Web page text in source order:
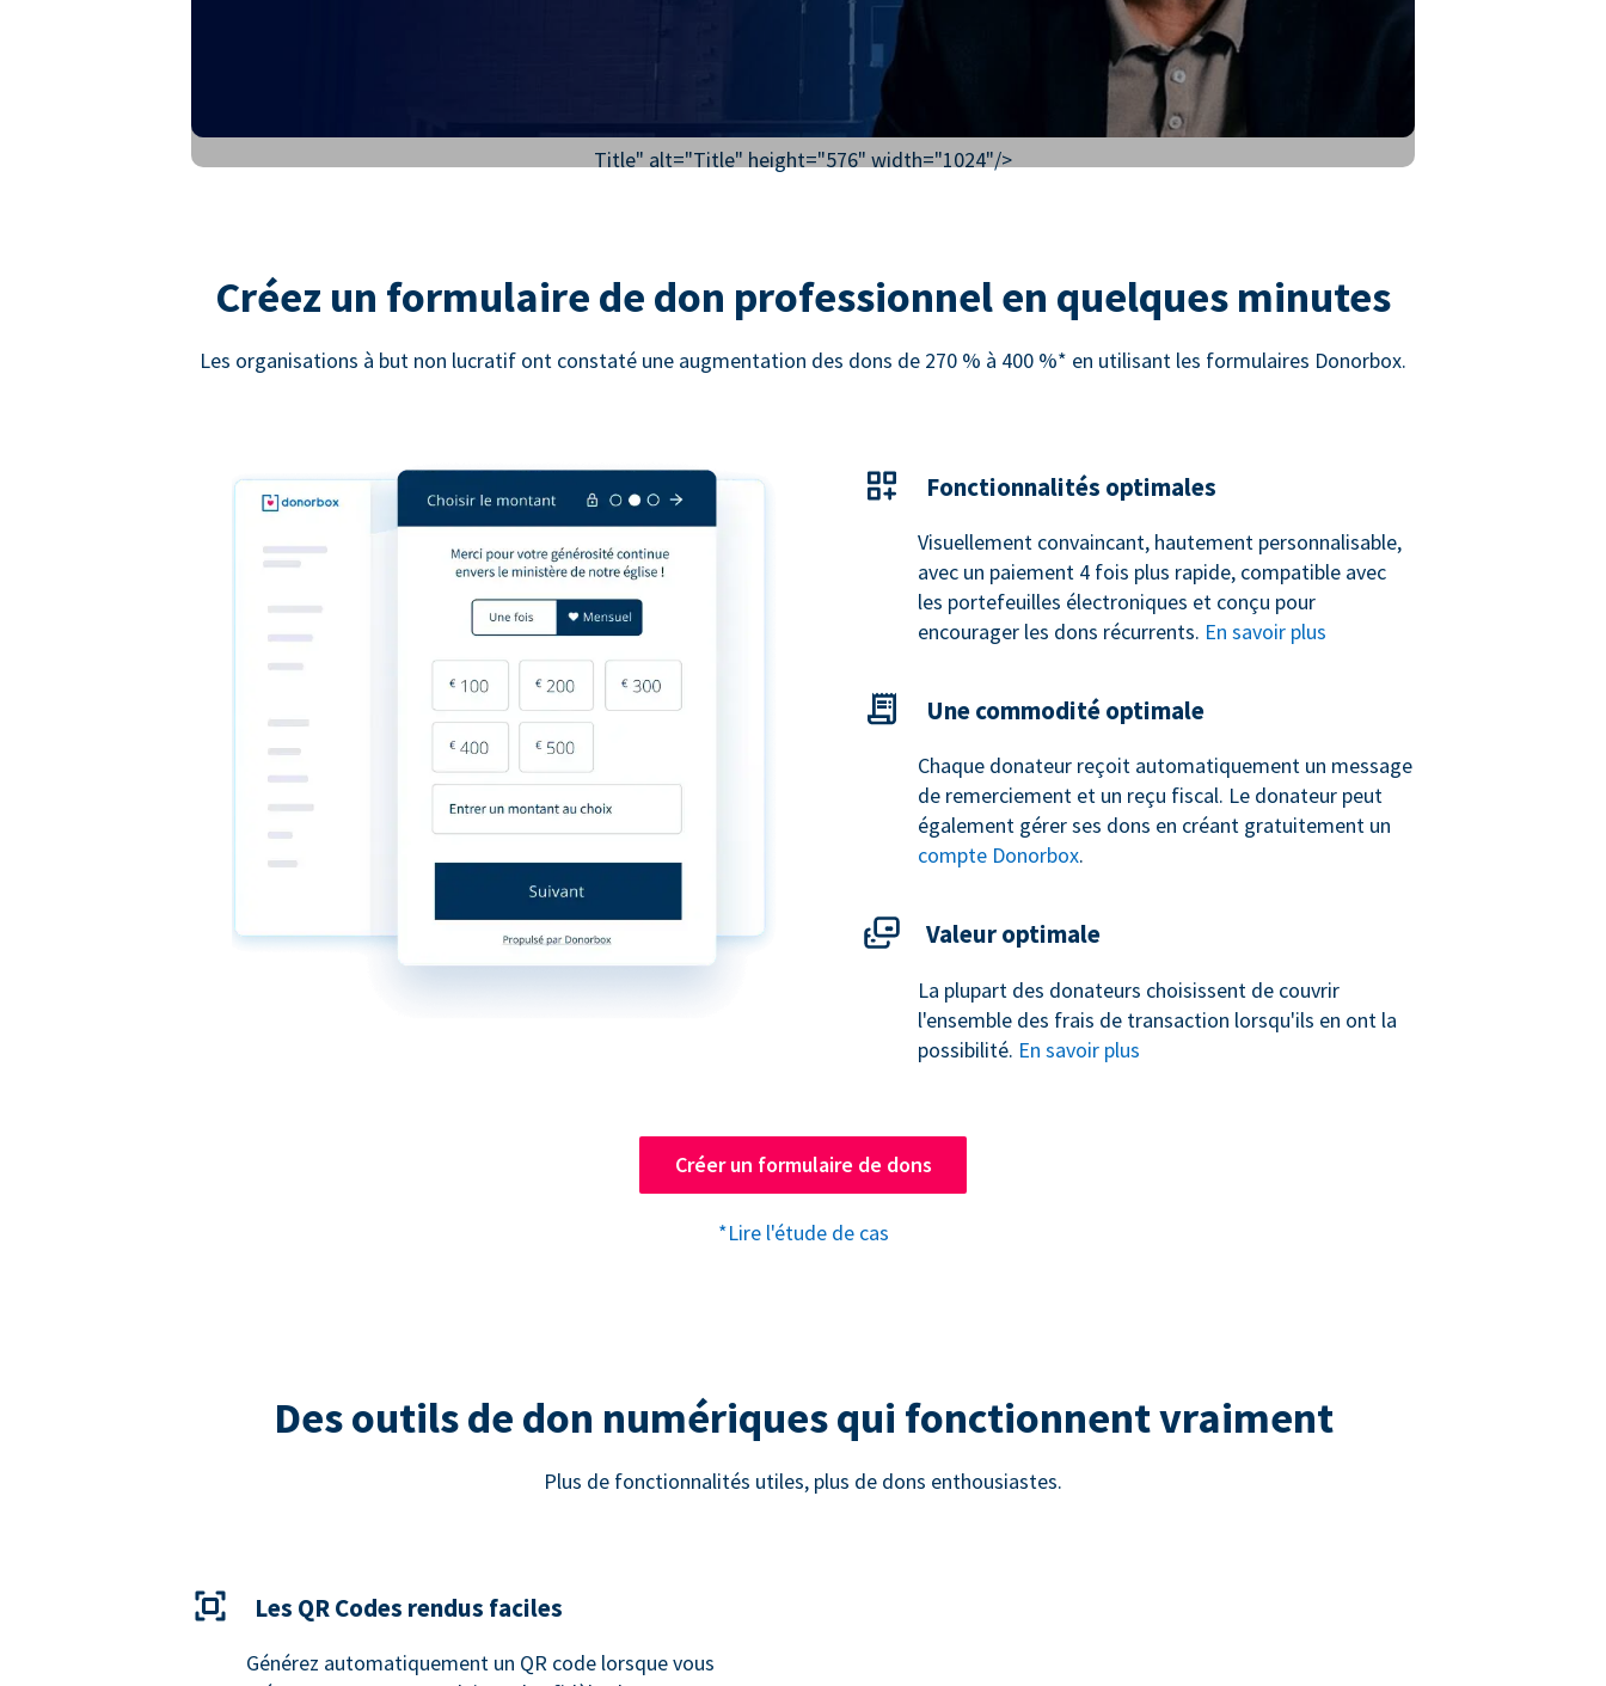
Title" alt="Title" height="576" width="1024"/>
Créez un formulaire de don professionnel en quelques minutes
Les organisations à but non lucratif ont constaté une augmentation des dons de 270 % à 400 %* en utilisant les formulaires Donorbox.
Fonctionnalités optimales
Visuellement convaincant, hautement personnalisable,
avec un paiement 4 fois plus rapide, compatible avec
les portefeuilles électroniques et conçu pour
encourager les dons récurrents. En savoir plus
Une commodité optimale
Chaque donateur reçoit automatiquement un message
de remerciement et un reçu fiscal. Le donateur peut
également gérer ses dons en créant gratuitement un
compte Donorbox.
Valeur optimale
La plupart des donateurs choisissent de couvrir
l'ensemble des frais de transaction lorsqu'ils en ont la
possibilité. En savoir plus
Créer un formulaire de dons
*Lire l'étude de cas
Des outils de don numériques qui fonctionnent vraiment
Plus de fonctionnalités utiles, plus de dons enthousiastes.
Les QR Codes rendus faciles
Générez automatiquement un QR code lorsque vous